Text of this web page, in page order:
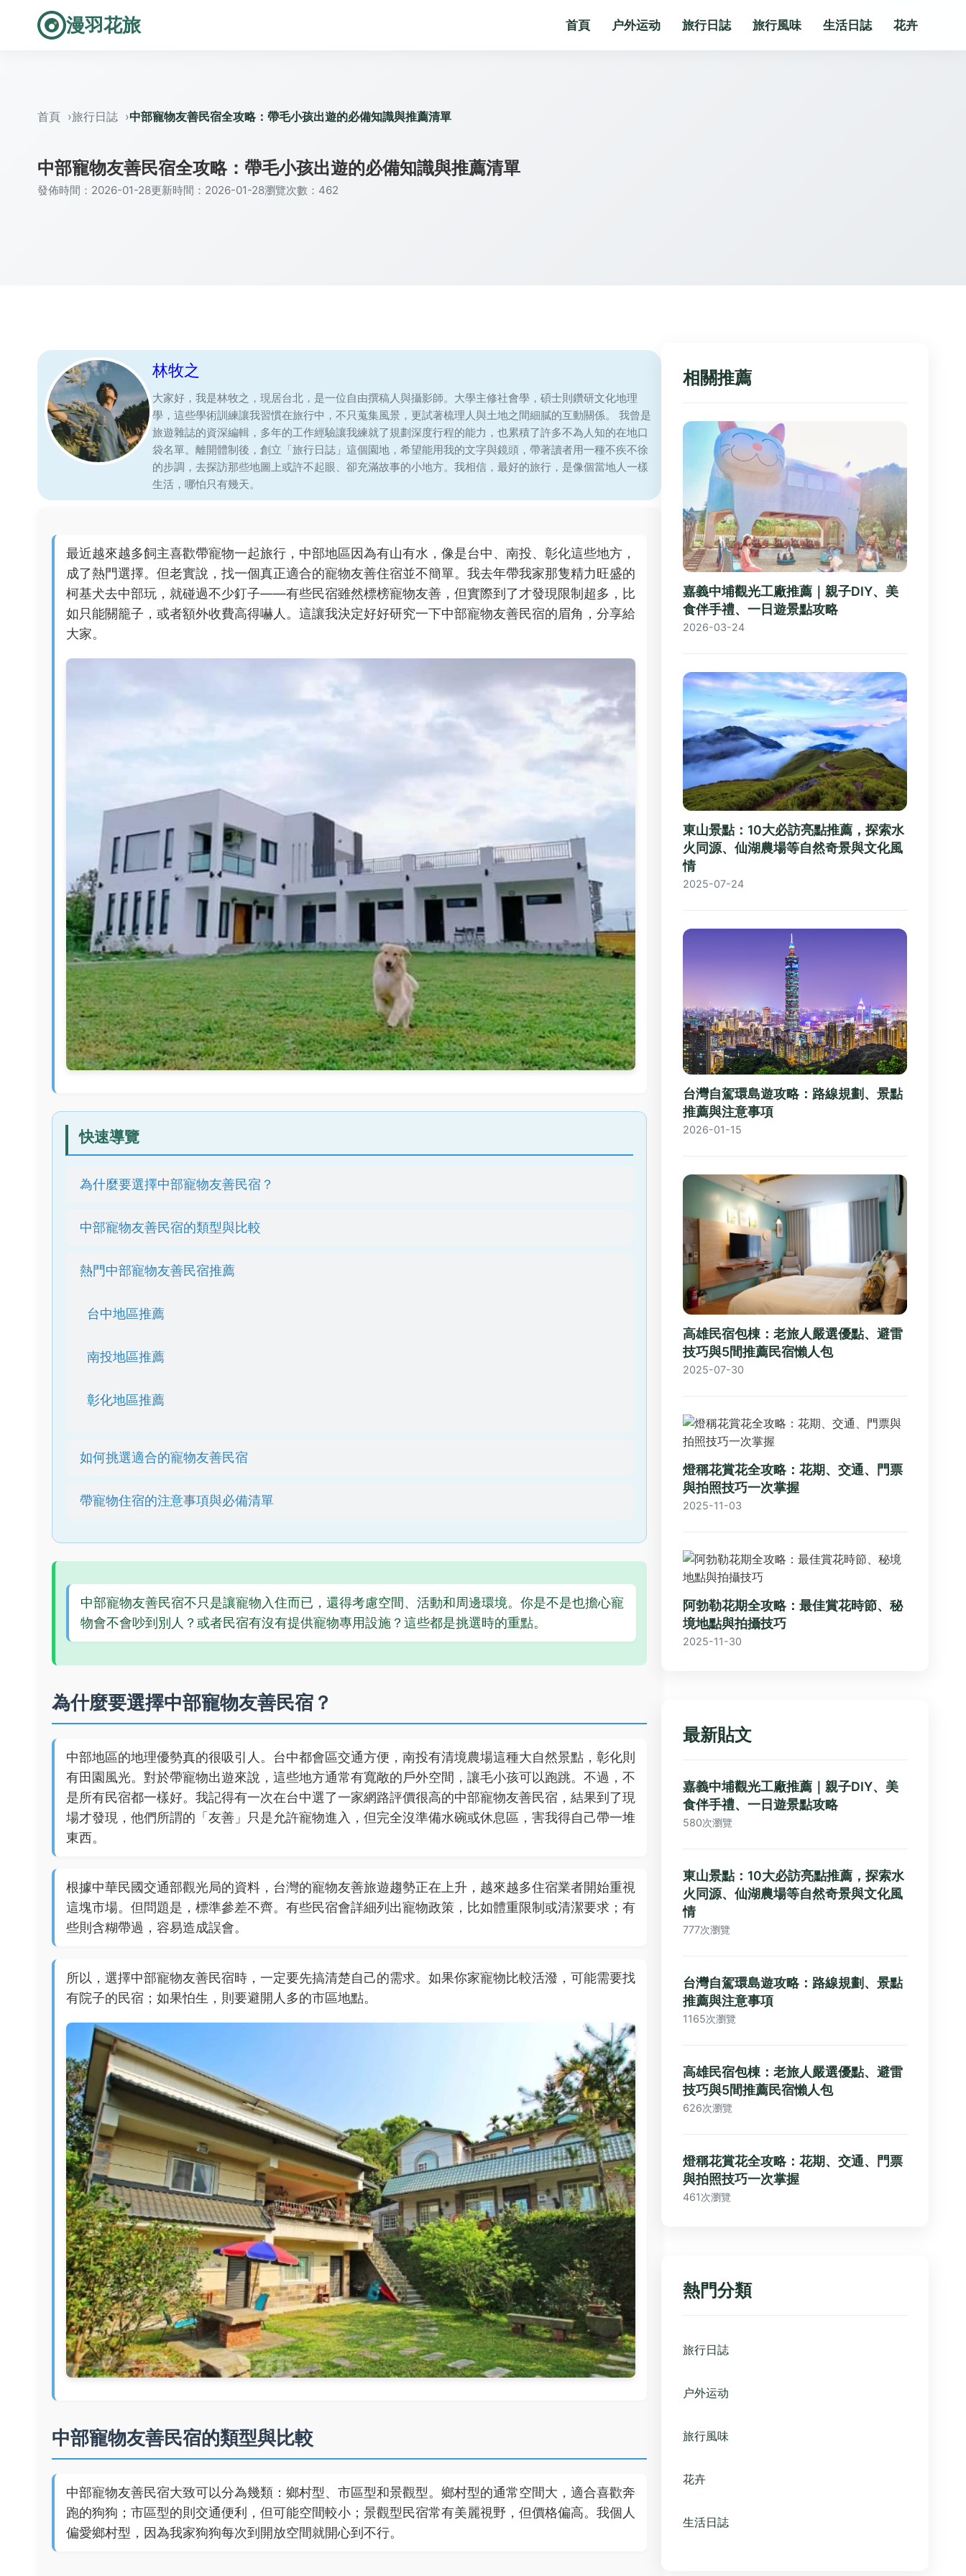
漫羽花旅 首頁 户外运动 旅行日誌 旅行風味 生活日誌 花卉
首頁 旅行日誌 中部寵物友善民宿全攻略：帶毛小孩出遊的必備知識與推薦清單
中部寵物友善民宿全攻略：帶毛小孩出遊的必備知識與推薦清單
發佈時間：2026-01-28更新時間：2026-01-28瀏覽次數：462
林牧之
大家好，我是林牧之，現居台北，是一位自由撰稿人與攝影師。大學主修社會學，碩士則鑽研文化地理
學，這些學術訓練讓我習慣在旅行中，不只蒐集風景，更試著梳理人與土地之間細膩的互動關係。 我曾是
旅遊雜誌的資深編輯，多年的工作經驗讓我練就了規劃深度行程的能力，也累積了許多不為人知的在地口
袋名單。離開體制後，創立「旅行日誌」這個園地，希望能用我的文字與鏡頭，帶著讀者用一種不疾不徐
的步調，去探訪那些地圖上或許不起眼、卻充滿故事的小地方。我相信，最好的旅行，是像個當地人一樣
生活，哪怕只有幾天。
最近越來越多飼主喜歡帶寵物一起旅行，中部地區因為有山有水，像是台中、南投、彰化這些地方，
成了熱門選擇。但老實說，找一個真正適合的寵物友善住宿並不簡單。我去年帶我家那隻精力旺盛的
柯基犬去中部玩，就碰過不少釘子——有些民宿雖然標榜寵物友善，但實際到了才發現限制超多，比
如只能關籠子，或者額外收費高得嚇人。這讓我決定好好研究一下中部寵物友善民宿的眉角，分享給
大家。
快速導覽
為什麼要選擇中部寵物友善民宿？
中部寵物友善民宿的類型與比較
熱門中部寵物友善民宿推薦
台中地區推薦
南投地區推薦
彰化地區推薦
如何挑選適合的寵物友善民宿
帶寵物住宿的注意事項與必備清單
中部寵物友善民宿不只是讓寵物入住而已，還得考慮空間、活動和周邊環境。你是不是也擔心寵
物會不會吵到別人？或者民宿有沒有提供寵物專用設施？這些都是挑選時的重點。
為什麼要選擇中部寵物友善民宿？
中部地區的地理優勢真的很吸引人。台中都會區交通方便，南投有清境農場這種大自然景點，彰化則
有田園風光。對於帶寵物出遊來說，這些地方通常有寬敞的戶外空間，讓毛小孩可以跑跳。不過，不
是所有民宿都一樣好。我記得有一次在台中選了一家網路評價很高的中部寵物友善民宿，結果到了現
場才發現，他們所謂的「友善」只是允許寵物進入，但完全沒準備水碗或休息區，害我得自己帶一堆
東西。
根據中華民國交通部觀光局的資料，台灣的寵物友善旅遊趨勢正在上升，越來越多住宿業者開始重視
這塊市場。但問題是，標準參差不齊。有些民宿會詳細列出寵物政策，比如體重限制或清潔要求；有
些則含糊帶過，容易造成誤會。
所以，選擇中部寵物友善民宿時，一定要先搞清楚自己的需求。如果你家寵物比較活潑，可能需要找
有院子的民宿；如果怕生，則要避開人多的市區地點。
中部寵物友善民宿的類型與比較
中部寵物友善民宿大致可以分為幾類：鄉村型、市區型和景觀型。鄉村型的通常空間大，適合喜歡奔
跑的狗狗；市區型的則交通便利，但可能空間較小；景觀型民宿常有美麗視野，但價格偏高。我個人
偏愛鄉村型，因為我家狗狗每次到開放空間就開心到不行。
相關推薦
嘉義中埔觀光工廠推薦｜親子DIY、美
食伴手禮、一日遊景點攻略
2026-03-24
東山景點：10大必訪亮點推薦，探索水
火同源、仙湖農場等自然奇景與文化風
情
2025-07-24
台灣自駕環島遊攻略：路線規劃、景點
推薦與注意事項
2026-01-15
高雄民宿包棟：老旅人嚴選優點、避雷
技巧與5間推薦民宿懶人包
2025-07-30
燈稱花賞花全攻略：花期、交通、門票
與拍照技巧一次掌握
2025-11-03
阿勃勒花期全攻略：最佳賞花時節、秘
境地點與拍攝技巧
2025-11-30
最新貼文
嘉義中埔觀光工廠推薦｜親子DIY、美
食伴手禮、一日遊景點攻略
580次瀏覽
東山景點：10大必訪亮點推薦，探索水
火同源、仙湖農場等自然奇景與文化風
情
777次瀏覽
台灣自駕環島遊攻略：路線規劃、景點
推薦與注意事項
1165次瀏覽
高雄民宿包棟：老旅人嚴選優點、避雷
技巧與5間推薦民宿懶人包
626次瀏覽
燈稱花賞花全攻略：花期、交通、門票
與拍照技巧一次掌握
461次瀏覽
熱門分類
旅行日誌
户外运动
旅行風味
花卉
生活日誌